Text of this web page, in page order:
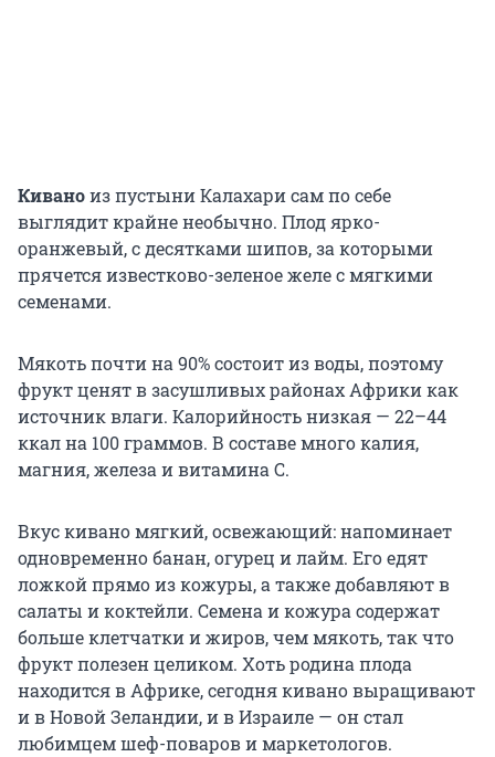
Киваноиз пустыни Калахари сам по себе
выглядит крайне необычно. Плод ярко-
оранжевый, с десятками шипов, за которыми
прячется известково-зеленое желе с мягкими
семенами.
Мякоть почти на 90% состоит из воды, поэтому
фрукт ценят в засушливых районах Африки как
источник влаги. Калорийность низкая — 22–44
ккал на 100 граммов. В составе много калия,
магния, железа и витамина C.
Вкус кивано мягкий, освежающий: напоминает
одновременно банан, огурец и лайм. Его едят
ложкой прямо из кожуры, а также добавляют в
салаты и коктейли. Семена и кожура содержат
больше клетчатки и жиров, чем мякоть, так что
фрукт полезен целиком. Хоть родина плода
находится в Африке, сегодня кивано выращивают
и в Новой Зеландии, и в Израиле — он стал
любимцем шеф-поваров и маркетологов.